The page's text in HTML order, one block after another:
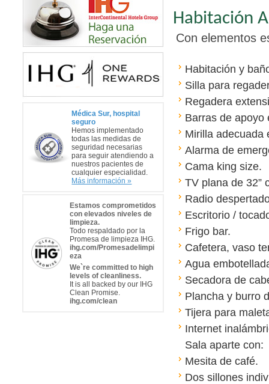
Médica Sur, hospital
seguro
Hemos implementado
todas las medidas de
seguridad necesarias
para seguir atendiendo a
nuestros pacientes de
cualquier especialidad.
Más información »
Estamos comprometidos
con elevados niveles de
limpieza.
Todo respaldado por la
Promesa de limpieza IHG.
ihg.com/Promesadelimpi
eza
We`re committed to high
levels of cleanliness.
It is all backed by our IHG
Clean Promise.
ihg.com/clean
Habitación
Con elementos
Habitación y
Silla para
Regadera
Barras de apoyo
Mirilla adecuada
Alarma de
Cama king size.
TV plana de 32”
Radio
Escritorio /
Frigo bar.
Cafetera, vaso
Agua
Secadora de
Plancha y burro
Tijera para
Internet
Sala aparte con:
Mesita de café.
Dos sillones